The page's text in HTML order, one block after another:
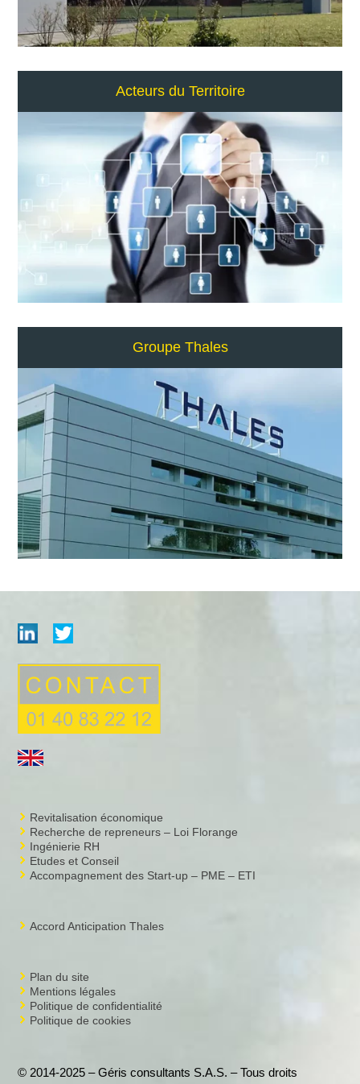
Acteurs du Territoire
Groupe Thales
Revitalisation économique
Recherche de repreneurs – Loi Florange
Ingénierie RH
Etudes et Conseil
Accompagnement des Start-up – PME – ETI
Accord Anticipation Thales
Plan du site
Mentions légales
Politique de confidentialité
Politique de cookies
© 2014-2025 – Géris consultants S.A.S. – Tous droits